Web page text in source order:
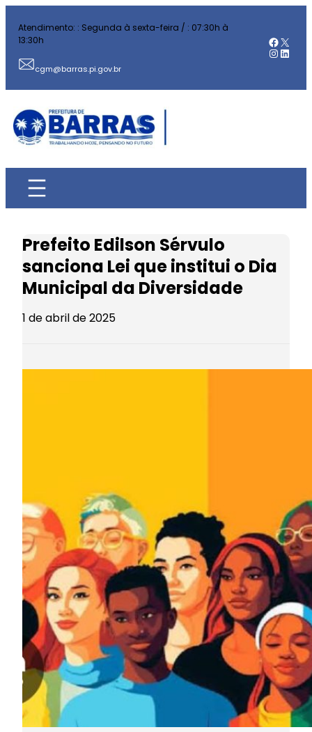
para
conteúdo
Atendimento: : Segunda à sexta-feira / : 07:30h à
13:30h
cgm@barras.pi.gov.br
X
Prefeito Edilson Sérvulo
sanciona Lei que institui o Dia
Municipal da Diversidade
1 de abril de 2025